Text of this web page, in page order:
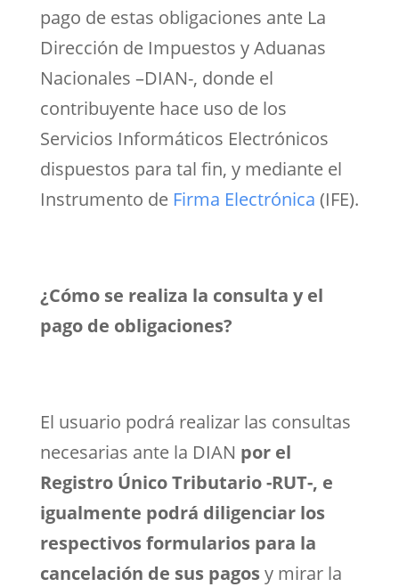
pago de estas obligaciones ante La
Dirección de Impuestos y Aduanas
Nacionales –DIAN-, donde el
contribuyente hace uso de los
Servicios Informáticos Electrónicos
dispuestos para tal fin, y mediante el
Instrumento de Firma Electrónica (IFE).
¿Cómo se realiza la consulta y el
pago de obligaciones?
El usuario podrá realizar las consultas
necesarias ante la DIAN por el
Registro Único Tributario -RUT-, e
igualmente podrá diligenciar los
respectivos formularios para la
cancelación de sus pagosy mirar la